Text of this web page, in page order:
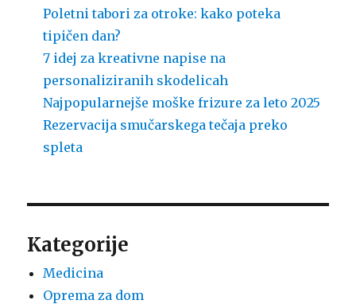
Poletni tabori za otroke: kako poteka
tipičen dan?
7 idej za kreativne napise na
personaliziranih skodelicah
Najpopularnejše moške frizure za leto 2025
Rezervacija smučarskega tečaja preko
spleta
Kategorije
Medicina
Oprema za dom